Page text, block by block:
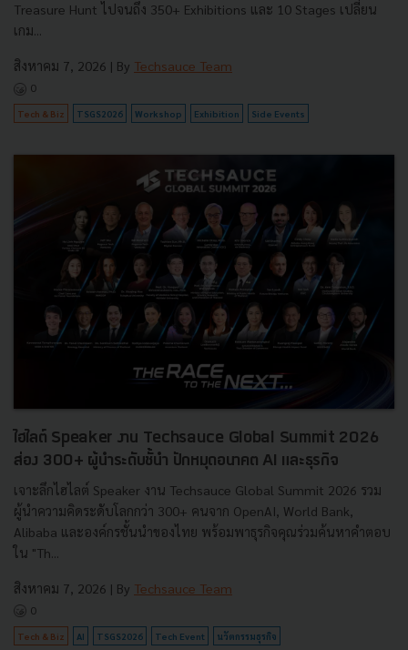
Treasure Hunt ไปจนถึง 350+ Exhibitions และ 10 Stages เปลี่ยน
เกม...
สิงหาคม 7, 2026 | By Techsauce Team
0
Tech & Biz TSGS2026 Workshop Exhibition Side Events
ไฮไลต์ Speaker งาน Techsauce Global Summit 2026
ส่อง 300+ ผู้นำระดับชั้นำ ปักหมุดอนาคต AI และธุรกิจ
เจาะลึกไฮไลต์ Speaker งาน Techsauce Global Summit 2026 รวม
ผู้นำความคิดระดับโลกกว่า 300+ คนจาก OpenAI, World Bank,
Alibaba และองค์กรชั้นนำของไทย พร้อมพาธุรกิจคุณร่วมค้นหาคำตอบ
ใน "Th...
สิงหาคม 7, 2026 | By Techsauce Team
0
Tech & Biz AI TSGS2026 Tech Event นวัตกรรมธุรกิจ